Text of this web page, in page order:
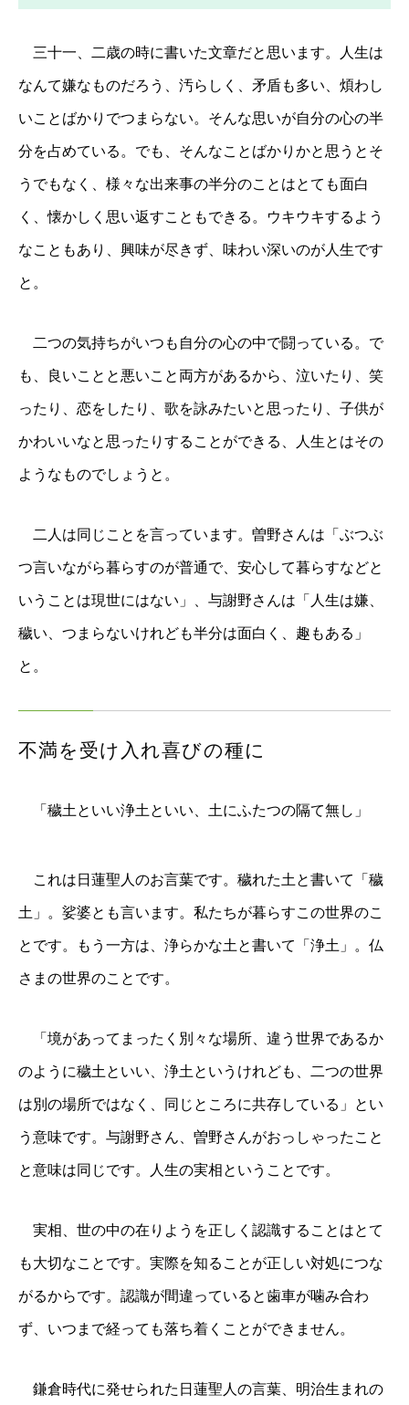
三十一、二歳の時に書いた文章だと思います。人生は
なんて嫌なものだろう、汚らしく、矛盾も多い、煩わし
いことばかりでつまらない。そんな思いが自分の心の半
分を占めている。でも、そんなことばかりかと思うとそ
うでもなく、様々な出来事の半分のことはとても面白
く、懐かしく思い返すこともできる。ウキウキするよう
なこともあり、興味が尽きず、味わい深いのが人生です
と。
二つの気持ちがいつも自分の心の中で闘っている。で
も、良いことと悪いこと両方があるから、泣いたり、笑
ったり、恋をしたり、歌を詠みたいと思ったり、子供が
かわいいなと思ったりすることができる、人生とはその
ようなものでしょうと。
二人は同じことを言っています。曽野さんは「ぶつぶ
つ言いながら暮らすのが普通で、安心して暮らすなどと
いうことは現世にはない」、与謝野さんは「人生は嫌、
穢い、つまらないけれども半分は面白く、趣もある」
と。
不満を受け入れ喜びの種に
「穢土といい浄土といい、土にふたつの隔て無し」
これは日蓮聖人のお言葉です。穢れた土と書いて「穢
土」。娑婆とも言います。私たちが暮らすこの世界のこ
とです。もう一方は、浄らかな土と書いて「浄土」。仏
さまの世界のことです。
「境があってまったく別々な場所、違う世界であるか
のように穢土といい、浄土というけれども、二つの世界
は別の場所ではなく、同じところに共存している」とい
う意味です。与謝野さん、曽野さんがおっしゃったこと
と意味は同じです。人生の実相ということです。
実相、世の中の在りようを正しく認識することはとて
も大切なことです。実際を知ることが正しい対処につな
がるからです。認識が間違っていると歯車が噛み合わ
ず、いつまで経っても落ち着くことができません。
鎌倉時代に発せられた日蓮聖人の言葉、明治生まれの